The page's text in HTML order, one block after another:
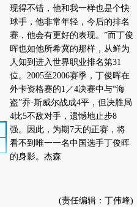
现得不错，他和我一样也是个快
球手，他非常年轻，今后的排名
赛，他会有更好的表现。”而丁俊
晖也如他所希冀的那样，从鲜为
人知到进入世界职业排名第31
位。2005至2006赛季，丁俊晖在
外卡资格赛的1／4决赛中与“海
盗”乔·斯威尔战成4平，但决胜局
4比5不敌对手，遗憾地止步8
强。因此，为期7天的正赛，将
看不到唯一一名中国选手丁俊晖
的身影。杰森
(责任编辑：丁伟峰)